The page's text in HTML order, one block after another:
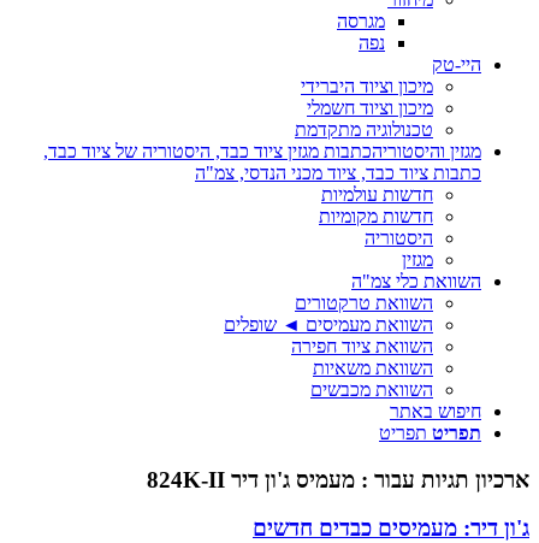
מגרסה
נפה
היי-טק
מיכון וציוד היברידי
מיכון וציוד חשמלי
טכנולוגיה מתקדמת
מגזין והיסטוריהכתבות מגזין ציוד כבד, היסטוריה של ציוד כבד,
כתבות ציוד כבד, ציוד מכני הנדסי, צמ"ה
חדשות עולמיות
חדשות מקומיות
היסטוריה
מגזין
השוואת כלי צמ"ה
השוואת טרקטורים
השוואת מעמיסים ◄ שופלים
השוואת ציוד חפירה
השוואת משאיות
השוואת מכבשים
חיפוש באתר
תפריט תפריט
ארכיון תגיות עבור : מעמיס ג'ון דיר 824K-II
ג'ון דיר: מעמיסים כבדים חדשים